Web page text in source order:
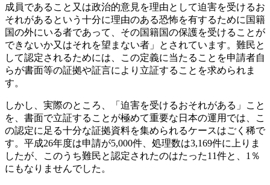
成員であること又は政治的意見を理由として迫害を受けるお
それがあるという十分に理由のある恐怖を有するために国籍
国の外にいる者であって、その国籍国の保護を受けることが
できないか又はそれを望まない者」とされています。難民と
して認定されるためには、この定義に当たることを申請者自
らが書面等の証拠や証言により立証することを求められま
す。
しかし、実際のところ、「迫害を受けるおそれがある」こと
を、書面で立証することが極めて重要な日本の運用では、こ
の認定に足る十分な証拠資料を集められるケースはごく稀で
す。平成26年度は申請が5,000件、処理数は3,169件に上りま
したが、このうち難民と認定されたのはたった11件と、1％
にもなりませんでした。